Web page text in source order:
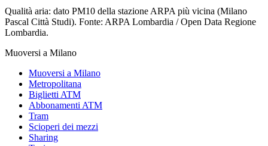
Qualità aria: dato PM10 della stazione ARPA più vicina (Milano
Pascal Città Studi). Fonte: ARPA Lombardia / Open Data Regione
Lombardia.
Muoversi a Milano
Muoversi a Milano
Metropolitana
Biglietti ATM
Abbonamenti ATM
Tram
Scioperi dei mezzi
Sharing